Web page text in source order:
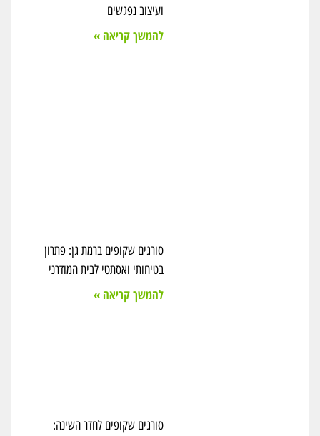
ועיצוב נפגשים
להמשך קריאה »
סורגים שקופים ברמת גן: פתרון
בטיחותי ואסתטי לבית המודרני
להמשך קריאה »
סורגים שקופים לחדר השינה: